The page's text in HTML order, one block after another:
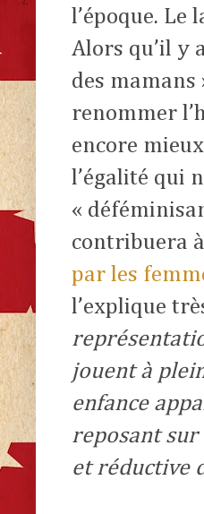
l’époque. Le
Alors qu’il y
des mamans
renommer
encore
l’égalité qui
«
contribuera
par les
l’explique
jouent à
enfance
reposant sur
et réductive